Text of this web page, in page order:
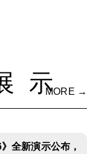
示
MORE →
全新演示公布，